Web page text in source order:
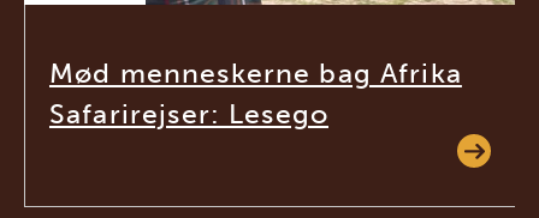
Mød menneskerne bag Afrika
Safarirejser: Lesego